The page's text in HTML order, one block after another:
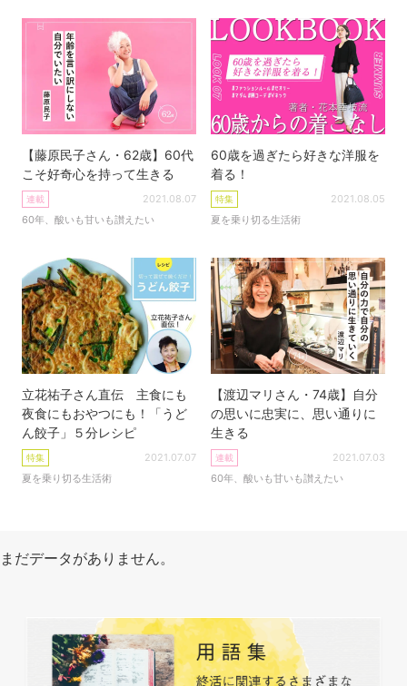
【藤原民子さん・62歳】60代
こそ好奇心を持って生きる
連載
60年、酸いも甘いも讃えたい
2021.08.07
60歳を過ぎたら好きな洋服を
着る！
特集
夏を乗り切る生活術
2021.08.05
立花祐子さん直伝 主食にも
夜食にもおやつにも！「うど
ん餃子」５分レシピ
特集
夏を乗り切る生活術
2021.07.07
【渡辺マリさん・74歳】自分
の思いに忠実に、思い通りに
生きる
連載
60年、酸いも甘いも讃えたい
2021.07.03
まだデータがありません。